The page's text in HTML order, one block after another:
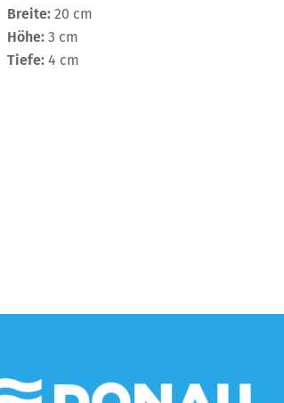
Breite: 20 cm
Höhe: 3 cm
Tiefe: 4 cm